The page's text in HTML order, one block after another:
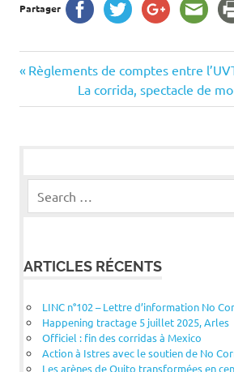
Partager
Navigation
de
Previous
Règlements de comptes entre
Next
Post:
La corrida, spectacle de
ARTICLES RÉCENTS
LINC n°102 – Lettre d’information No
Happening tractage 5 juillet 2025, Arles
Officiel : fin des corridas à Mexico
Action à Istres avec le soutien de No
Les arènes de Quito transformées en